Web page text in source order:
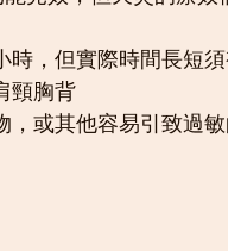
時，但實際時間長短
頸胸背
或其他容易引致過敏